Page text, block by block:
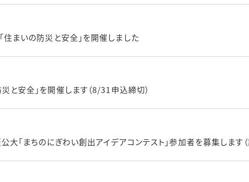
住まいの防災と安全」を開催しました
と安全」を開催します（8/31申込締切）
大「まちのにぎわい創出アイデアコンテスト」参加者を募集します